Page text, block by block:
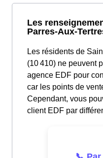
Les
Parres-Aux-
Les résidents de
(10 410) ne peuvent
agence EDF pour
car les points de
Cependant, vous
client EDF par